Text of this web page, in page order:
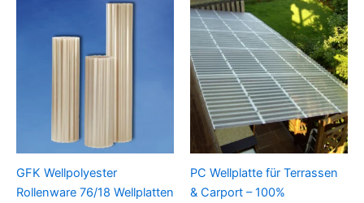
GFK Wellpolyester
Rollenware 76/18 Wellplatten
PC Wellplatte für Terrassen
& Carport – 100%